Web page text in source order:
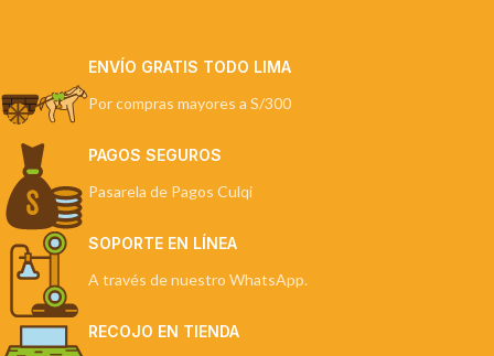
ENVÍO GRATIS TODO LIMA
Por compras mayores a S/300
PAGOS SEGUROS
Pasarela de Pagos Culqi
SOPORTE EN LÍNEA
A través de nuestro WhatsApp.
RECOJO EN TIENDA